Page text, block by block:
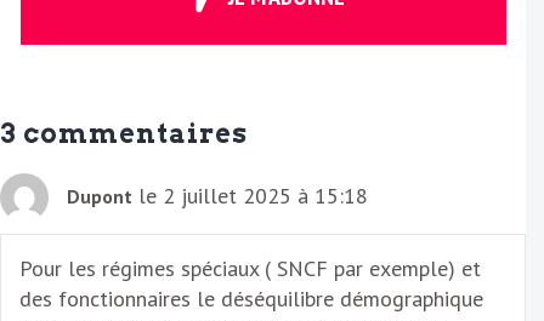
E
l
3 commentaires
Dupont le 2 juillet 2025 à 15:18
Pour les régimes spéciaux ( SNCF par exemple) et
des fonctionnaires le déséquilibre démographique